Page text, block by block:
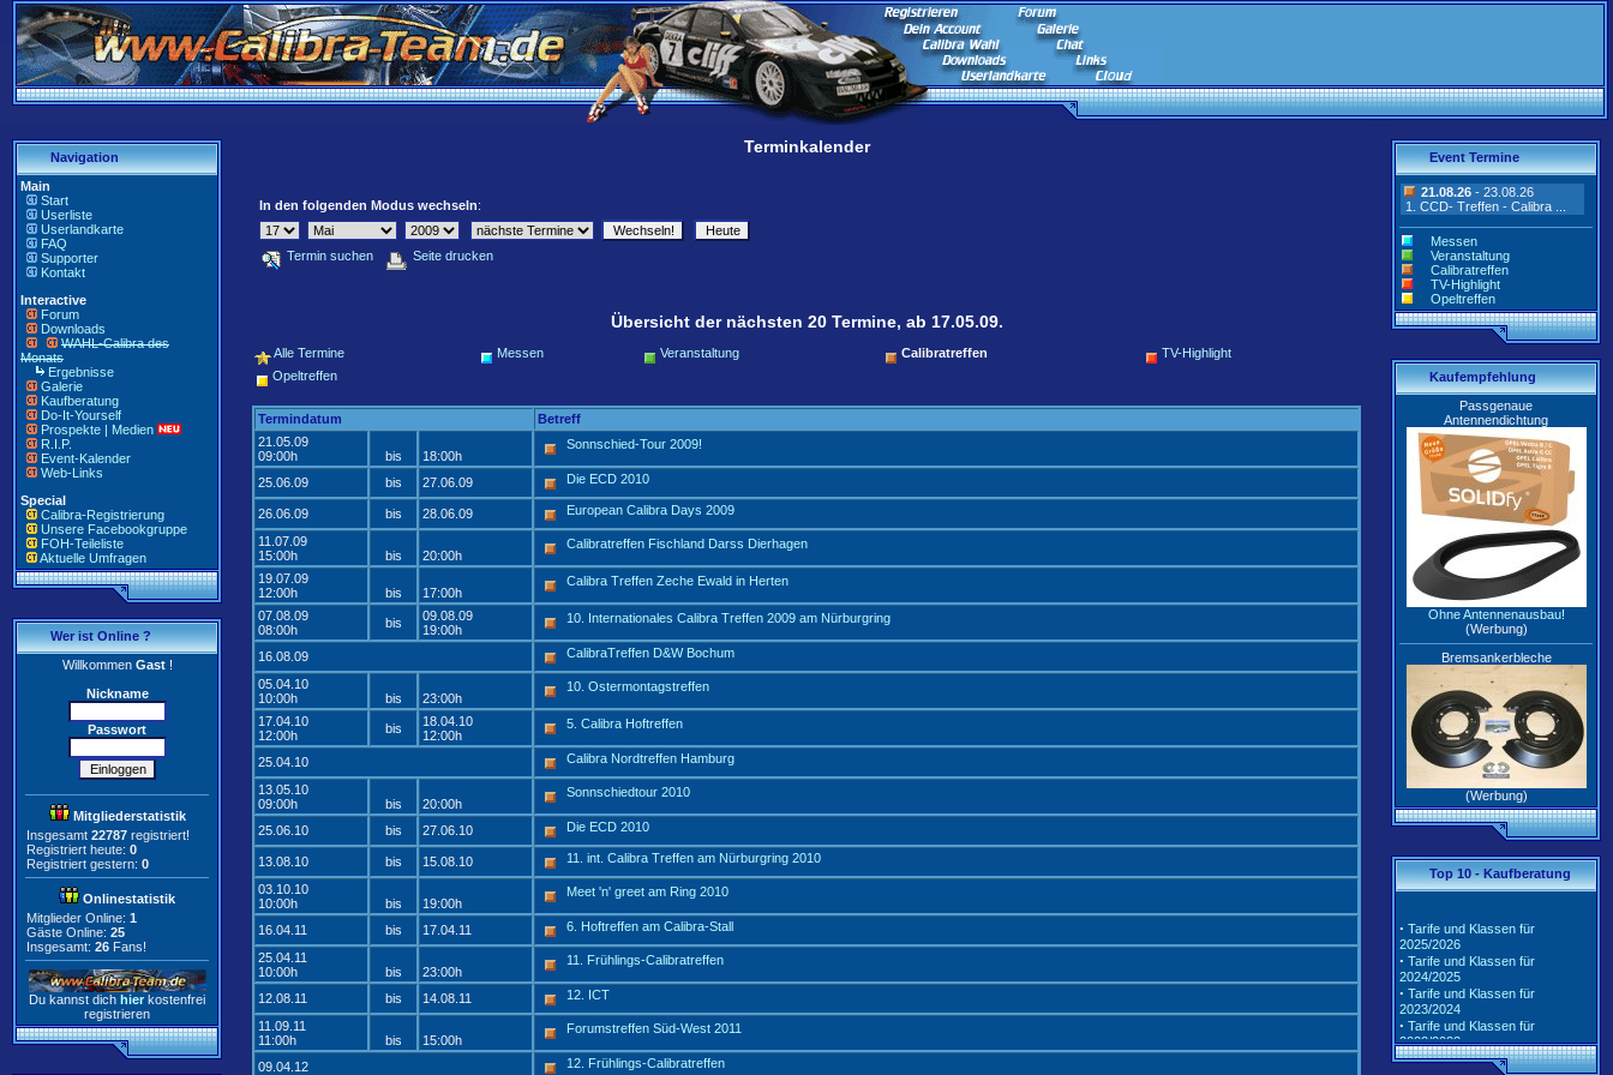
Navigation
Main
Start
Userliste
Userlandkarte
FAQ
Supporter
Kontakt
Interactive
Forum
Downloads
WAHL-Calibra des
Monats
Ergebnisse
Galerie
Kaufberatung
Do-It-Yourself
Prospekte | Medien
R.I.P.
Event-Kalender
Web-Links
Special
Calibra-Registrierung
Unsere Facebookgruppe
FOH-Teileliste
Aktuelle Umfragen
Wer ist Online ?
WillkommenGast!
Nickname
Passwort
Mitgliederstatistik
Insgesamt 22787 registriert!
Registriert heute: 0
Registriert gestern: 0
Onlinestatistik
Mitglieder Online: 1
Gäste Online: 25
Insgesamt: 26 Fans!
Du kannst dich hier kostenfrei
registrieren
Terminkalender
In den folgenden Modus wechseln:
Termin suchen Seite drucken
Übersicht der nächsten 20 Termine, ab 17.05.09.
Alle Termine Messen Veranstaltung Calibratreffen
TV-Highlight
Opeltreffen
Termindatum
Betreff
21.05.09
09:00h
bis 18:00h
Sonnschied-Tour 2009!
25.06.09 bis 27.06.09 Die ECD 2010
26.06.09 bis 28.06.09 European Calibra Days 2009
11.07.09
15:00h
bis 20:00h
Calibratreffen Fischland Darss Dierhagen
19.07.09
12:00h
bis 17:00h
Calibra Treffen Zeche Ewald in Herten
07.08.09
08:00h
bis
09.08.09
19:00h
10. Internationales Calibra Treffen 2009 am Nürburgring
16.08.09 CalibraTreffen D&W Bochum
05.04.10
10:00h
bis 23:00h
10. Ostermontagstreffen
17.04.10
12:00h
bis
18.04.10
12:00h
5. Calibra Hoftreffen
25.04.10 Calibra Nordtreffen Hamburg
13.05.10
09:00h
bis 20:00h
Sonnschiedtour 2010
25.06.10 bis 27.06.10 Die ECD 2010
13.08.10 bis 15.08.10 11. int. Calibra Treffen am Nürburgring 2010
03.10.10
10:00h
bis 19:00h
Meet 'n' greet am Ring 2010
16.04.11 bis 17.04.11 6. Hoftreffen am Calibra-Stall
25.04.11
10:00h
bis 23:00h
11. Frühlings-Calibratreffen
12.08.11 bis 14.08.11 12. ICT
11.09.11
11:00h
bis 15:00h
Forumstreffen Süd-West 2011
09.04.12 12. Frühlings-Calibratreffen
Event Termine
21.08.26 - 23.08.26
1. CCD- Treffen - Calibra ...
Messen
Veranstaltung
Calibratreffen
TV-Highlight
Opeltreffen
Kaufempfehlung
Passgenaue
Antennendichtung
Ohne Antennenausbau!
(Werbung)
Bremsankerbleche
(Werbung)
Top 10 - Kaufberatung
2025/2026
· Tarife und Klassen für
2024/2025
· Tarife und Klassen für
2023/2024
· Tarife und Klassen für
2022/2023
· Tarife und Klassen für
2021/2022